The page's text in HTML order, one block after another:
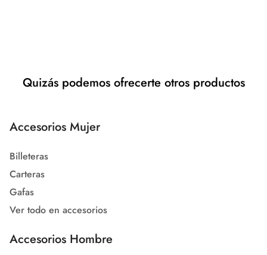
Quizás podemos ofrecerte otros productos
Accesorios Mujer
Billeteras
Carteras
Gafas
Ver todo en accesorios
Accesorios Hombre